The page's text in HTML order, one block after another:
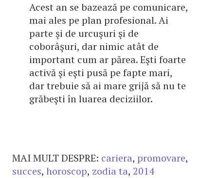
Acest an se bazează pe comunicare,
mai ales pe plan profesional. Ai
parte şi de urcuşuri şi de
coborâşuri, dar nimic atât de
important cum ar părea. Eşti foarte
activă şi eşti pusă pe fapte mari,
dar trebuie să ai mare grijă să nu te
grăbeşti în luarea deciziilor.
MAI MULT DESPRE: cariera, promovare,
succes, horoscop, zodia ta, 2014